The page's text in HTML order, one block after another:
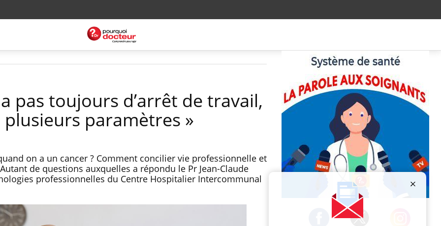
a pas toujours d’arrêt de travail,
paramètres »
on a un cancer ? Comment concilier vie professionnelle et
de questions auxquelles a répondu le Pr Jean-Claude
professionnelles du Centre Hospitalier Intercommunal